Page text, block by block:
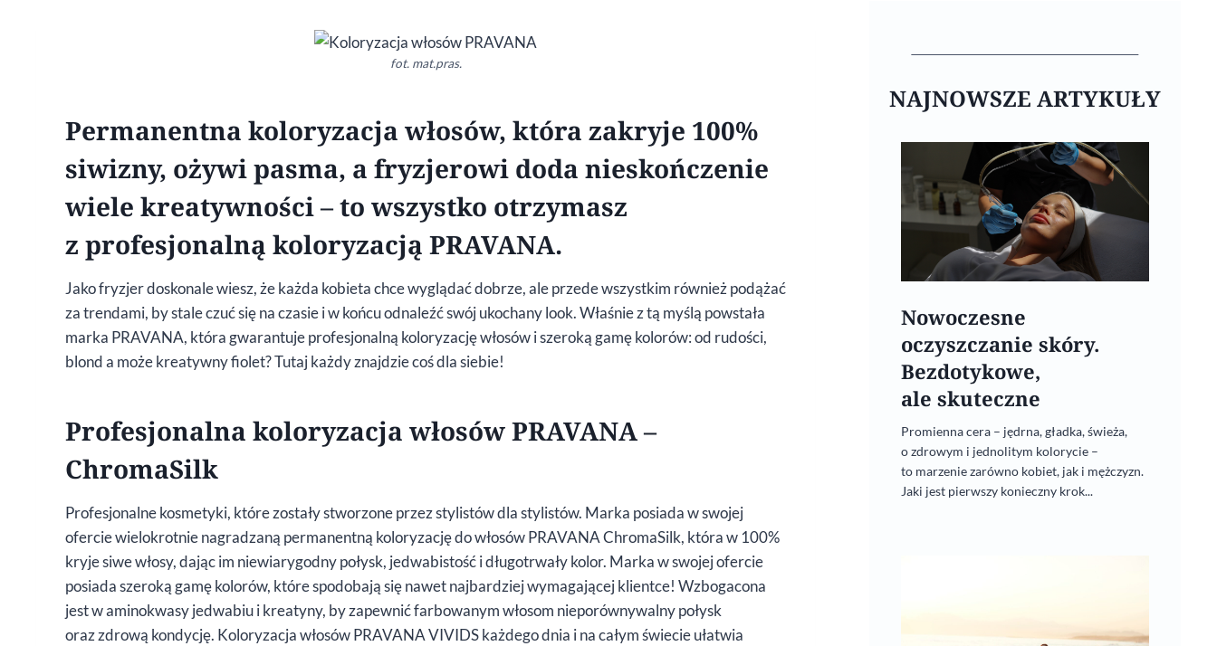
fot. mat.pras.
Permanentna koloryzacja włosów, która zakryje 100%
siwizny, ożywi pasma, a fryzjerowi doda nieskończenie
wiele kreatywności – to wszystko otrzymasz
z profesjonalną koloryzacją PRAVANA.
Jako fryzjer doskonale wiesz, że każda kobieta chce wyglądać dobrze, ale przede wszystkim również podążać
za trendami, by stale czuć się na czasie i w końcu odnaleźć swój ukochany look. Właśnie z tą myślą powstała
marka PRAVANA, która gwarantuje profesjonalną koloryzację włosów i szeroką gamę kolorów: od rudości,
blond a może kreatywny fiolet? Tutaj każdy znajdzie coś dla siebie!
Profesjonalna koloryzacja włosów PRAVANA –
ChromaSilk
Profesjonalne kosmetyki, które zostały stworzone przez stylistów dla stylistów. Marka posiada w swojej
ofercie wielokrotnie nagradzaną permanentną koloryzację do włosów PRAVANA ChromaSilk, która w 100%
kryje siwe włosy, dając im niewiarygodny połysk, jedwabistość i długotrwały kolor. Marka w swojej ofercie
posiada szeroką gamę kolorów, które spodobają się nawet najbardziej wymagającej klientce! Wzbogacona
jest w aminokwasy jedwabiu i kreatyny, by zapewnić farbowanym włosom nieporównywalny połysk
oraz zdrową kondycję. Koloryzacja włosów PRAVANA VIVIDS każdego dnia i na całym świecie ułatwia
NAJNOWSZE ARTYKUŁY
Nowoczesne
oczyszczanie skóry.
Bezdotykowe,
ale skuteczne
Promienna cera – jędrna, gładka, świeża,
o zdrowym i jednolitym kolorycie –
to marzenie zarówno kobiet, jak i mężczyzn.
Jaki jest pierwszy konieczny krok...